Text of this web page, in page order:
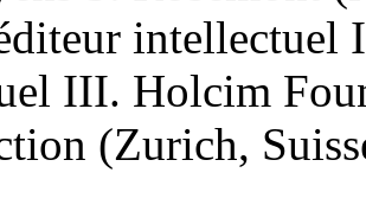
intellectuel
III. Holcim
(Zurich,